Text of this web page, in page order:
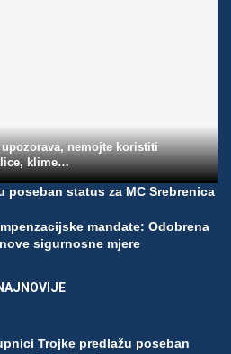
nemojte koristiti
klime…
poseban status za MC Srebrenica
mandate: Odobrena
sigurnosne mjere
Trojke predlažu poseban